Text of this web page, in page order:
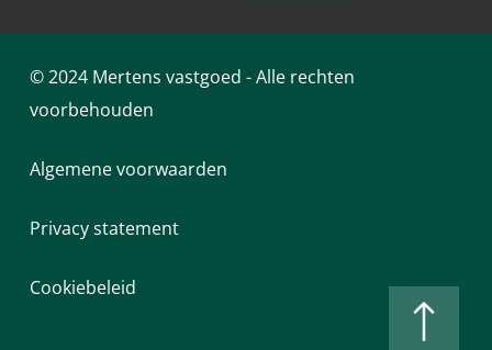
© 2024 Mertens vastgoed - Alle rechten
voorbehouden
Algemene voorwaarden
Privacy statement
Cookiebeleid